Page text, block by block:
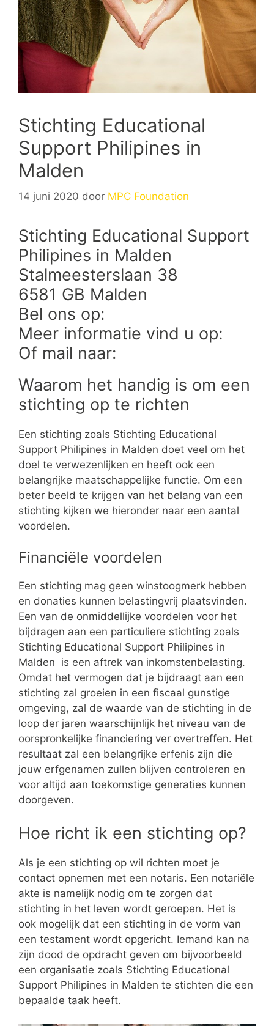
Stichting Educational
Support Philipines in
Malden
14 juni 2020 door MPC Foundation
Stichting Educational Support
Philipines in Malden
Stalmeesterslaan 38
6581 GB Malden
Bel ons op:
Meer informatie vind u op:
Of mail naar:
Waarom het handig is om een
stichting op te richten
Een stichting zoals Stichting Educational
Support Philipines in Malden doet veel om het
doel te verwezenlijken en heeft ook een
belangrijke maatschappelijke functie. Om een
beter beeld te krijgen van het belang van een
stichting kijken we hieronder naar een aantal
voordelen.
Financiële voordelen
Een stichting mag geen winstoogmerk hebben
en donaties kunnen belastingvrij plaatsvinden.
Een van de onmiddellijke voordelen voor het
bijdragen aan een particuliere stichting zoals
Stichting Educational Support Philipines in
Malden is een aftrek van inkomstenbelasting.
Omdat het vermogen dat je bijdraagt aan een
stichting zal groeien in een fiscaal gunstige
omgeving, zal de waarde van de stichting in de
loop der jaren waarschijnlijk het niveau van de
oorspronkelijke financiering ver overtreffen. Het
resultaat zal een belangrijke erfenis zijn die
jouw erfgenamen zullen blijven controleren en
voor altijd aan toekomstige generaties kunnen
doorgeven.
Hoe richt ik een stichting op?
Als je een stichting op wil richten moet je
contact opnemen met een notaris. Een notariële
akte is namelijk nodig om te zorgen dat
stichting in het leven wordt geroepen. Het is
ook mogelijk dat een stichting in de vorm van
een testament wordt opgericht. Iemand kan na
zijn dood de opdracht geven om bijvoorbeeld
een organisatie zoals Stichting Educational
Support Philipines in Malden te stichten die een
bepaalde taak heeft.